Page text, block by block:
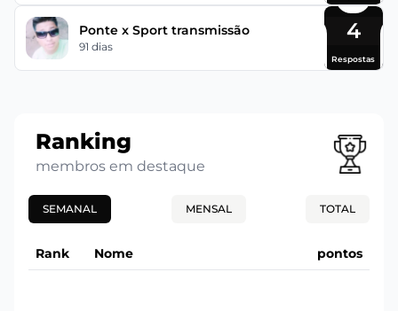
Ponte x Sport transmissão
91 dias
4
Respostas
Ranking
membros em destaque
SEMANAL MENSAL TOTAL
Rank Nome pontos